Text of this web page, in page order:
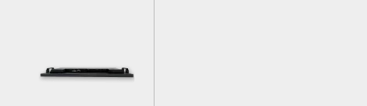
産業用コンピューター
セルフサービスシステム
屋外
ODM/OEMサービス
ニュースレター
世界各地の拠点